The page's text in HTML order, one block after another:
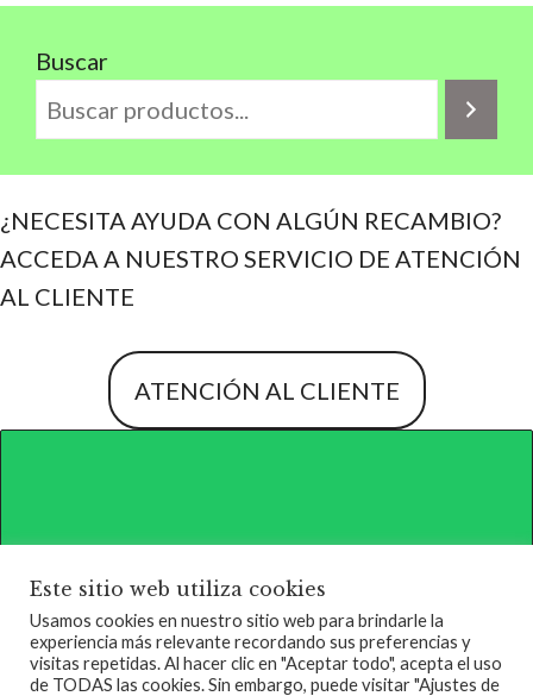
Buscar
¿NECESITA AYUDA CON ALGÚN RECAMBIO?
ACCEDA A NUESTRO SERVICIO DE ATENCIÓN
AL CLIENTE
ATENCIÓN AL CLIENTE
QUIENES SOMOS TERMINOS DE SERVICIO
Este sitio web utiliza cookies
Usamos cookies en nuestro sitio web para brindarle la
experiencia más relevante recordando sus preferencias y
visitas repetidas. Al hacer clic en "Aceptar todo", acepta el uso
de TODAS las cookies. Sin embargo, puede visitar "Ajustes de